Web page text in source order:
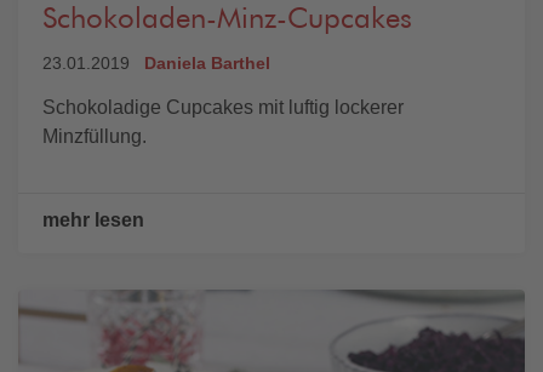
Schokoladen-Minz-Cupcakes
23.01.2019 Daniela Barthel
Schokoladige Cupcakes mit luftig lockerer
Minzfüllung.
mehr lesen